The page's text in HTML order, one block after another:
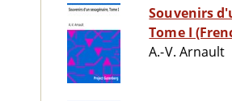
Souvenirs
Tome I
A.-V. Arnault